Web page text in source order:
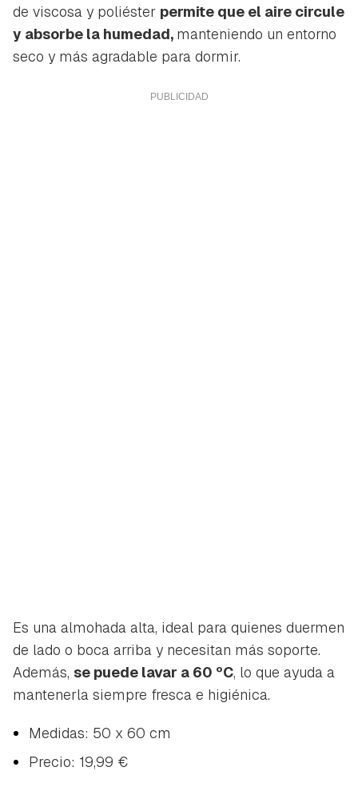
de viscosa y poliéster permite que el aire circule
y absorbe la humedad, manteniendo un entorno
seco y más agradable para dormir.
Es una almohada alta, ideal para quienes duermen
de lado o boca arriba y necesitan más soporte.
Además, se puede lavar a 60 ºC, lo que ayuda a
mantenerla siempre fresca e higiénica.
Medidas: 50 x 60 cm
Precio: 19,99 €